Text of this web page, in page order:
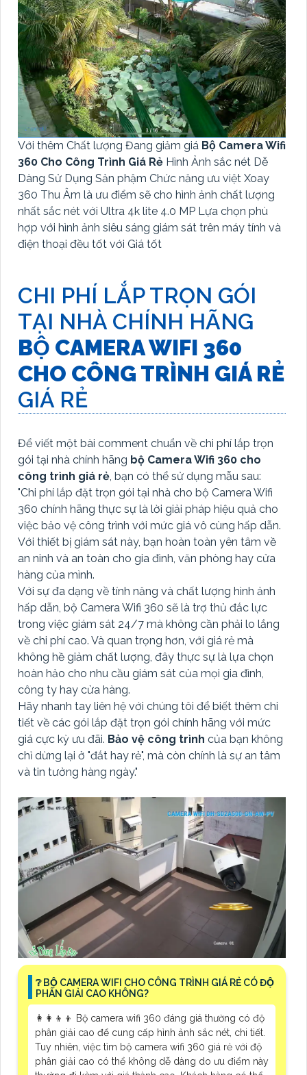
Với thêm Chất lượng Đang giảm giá Bộ Camera Wifi
360 Cho Công Trình Giá Rẻ Hình Ảnh sắc nét Dễ
Dàng Sử Dụng Sản phậm Chức năng ưu việt Xoay
360 Thu Âm là ưu điểm sẽ cho hình ảnh chất lượng
nhất sắc nét với Ultra 4k lite 4.0 MP Lựa chọn phù
hợp với hình ảnh siêu sáng giám sát trên máy tính và
điện thoại đều tốt với Giá tốt
CHI PHÍ LẮP TRỌN GÓI
TẠI NHÀ CHÍNH HÃNG
BỘ CAMERA WIFI 360
CHO CÔNG TRÌNH GIÁ RẺ
GIÁ RẺ
Để viết một bài comment chuẩn về chi phí lắp trọn
gói tại nhà chính hãng bộ Camera Wifi 360 cho
công trình giá rẻ, bạn có thể sử dụng mẫu sau:
"Chi phí lắp đặt trọn gói tại nhà cho bộ Camera Wifi
360 chính hãng thực sự là lời giải pháp hiệu quả cho
việc bảo vệ công trình với mức giá vô cùng hấp dẫn.
Với thiết bị giám sát này, bạn hoàn toàn yên tâm về
an ninh và an toàn cho gia đình, văn phòng hay cửa
hàng của mình.
Với sự đa dạng về tính năng và chất lượng hình ảnh
hấp dẫn, bộ Camera Wifi 360 sẽ là trợ thủ đắc lực
trong việc giám sát 24/7 mà không cần phải lo lắng
về chi phí cao. Và quan trọng hơn, với giá rẻ mà
không hề giảm chất lượng, đây thực sự là lựa chọn
hoàn hảo cho nhu cầu giám sát của mọi gia đình,
công ty hay cửa hàng.
Hãy nhanh tay liên hệ với chúng tôi để biết thêm chi
tiết về các gói lắp đặt trọn gói chính hãng với mức
giá cực kỳ ưu đãi. Bảo vệ công trình của bạn không
chỉ dừng lại ở "đắt hay rẻ", mà còn chính là sự an tâm
và tin tưởng hàng ngày."
❔ BỘ CAMERA WIFI CHO CÔNG TRÌNH GIÁ RẺ CÓ ĐỘ
PHÂN GIẢI CAO KHÔNG?
👩‍👩‍👦‍👦 Bộ camera wifi 360 đáng giá thường có độ
phân giải cao để cung cấp hình ảnh sắc nét, chi tiết.
Tuy nhiên, việc tìm bộ camera wifi 360 giá rẻ với độ
phân giải cao có thể không dễ dàng do ưu điểm này